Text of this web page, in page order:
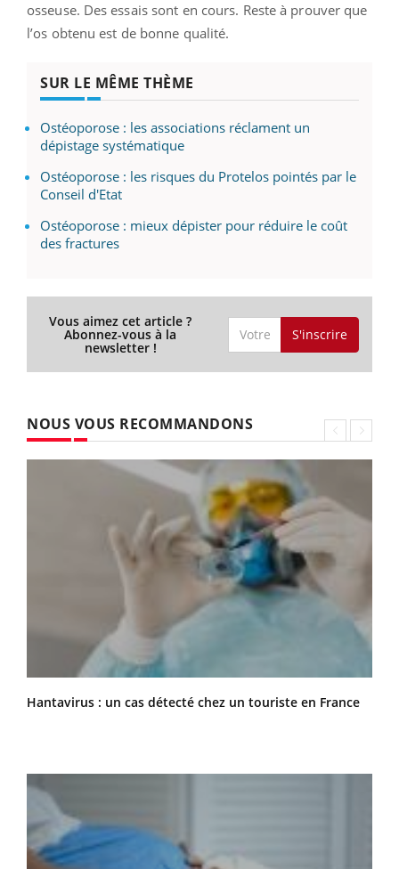
osseuse. Des essais sont en cours. Reste à prouver que
l’os obtenu est de bonne qualité.
SUR LE MÊME THÈME
Ostéoporose : les associations réclament un
dépistage systématique
Ostéoporose : les risques du Protelos pointés par le
Conseil d'Etat
Ostéoporose : mieux dépister pour réduire le coût
des fractures
Vous aimez cet article ?
Abonnez-vous à la
newsletter !
S'inscrire
NOUS VOUS RECOMMANDONS
Hantavirus : un cas détecté chez un touriste en France